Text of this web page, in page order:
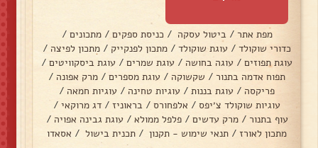
מפת אתר / ביטול עסקה / כניסת ספקים / מתכונים /
כדורי שוקולד / עוגת שוקולד / מתכון לפנקייק / מתכון לפיצה /
עוגת תפוזים / עוגה בחושה / עוגת שמרים / עוגת ביסקוויטים /
תפוח אדמה בתנור / שקשוקה / עוגת מספרים / מרק אפונה /
פריקסה / עוגת בננות / עוגיות טחינה / עוגיות חמאה /
עוגיות שוקולד צ׳יפס / אלפחורס / בראוניז / דג מרוקאי /
עוף בתנור / מרק עדשים / פלפל ממולא / עוגת גבינה אפויה /
מתכון לאורז / תנאי שימוש - תקנון / תכנית בישול / אסאדו